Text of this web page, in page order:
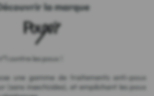
la marque
contre les poux !
une gamme de traitements anti-poux
(sans insecticides), et empêchant les poux